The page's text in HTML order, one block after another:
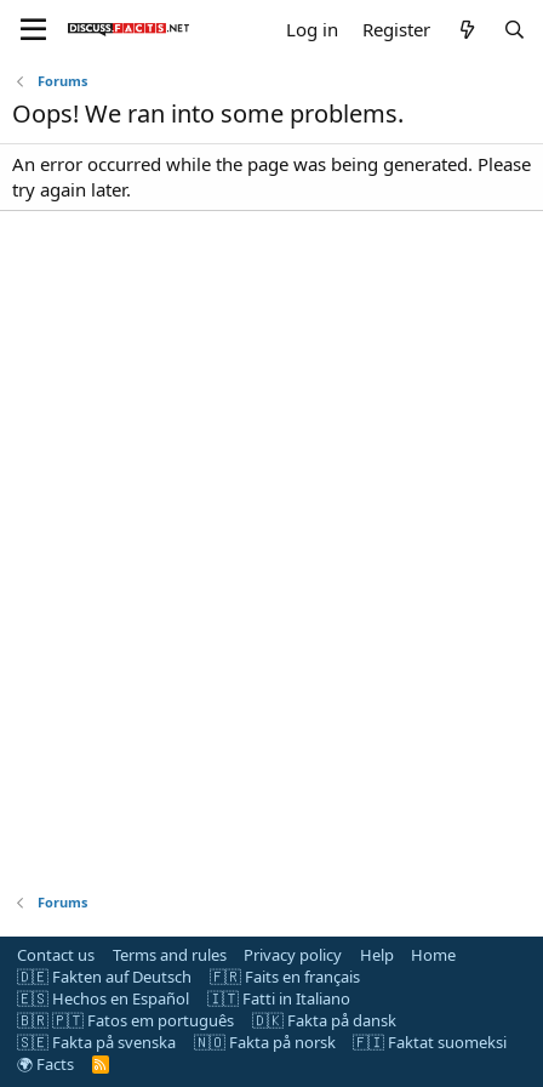
Log in Register
Forums
Oops! We ran into some problems.
An error occurred while the page was being generated. Please
try again later.
Forums
Contact us Terms and rules Privacy policy Help
Home
🇩🇪 Fakten auf Deutsch
🇫🇷 Faits en français
🇪🇸 Hechos en Español
🇮🇹 Fatti in Italiano
🇧🇷 🇵🇹 Fatos em português
🇩🇰 Fakta på dansk
🇸🇪 Fakta på svenska
🇳🇴 Fakta på norsk
🇫🇮 Faktat suomeksi
🌍 Facts
R